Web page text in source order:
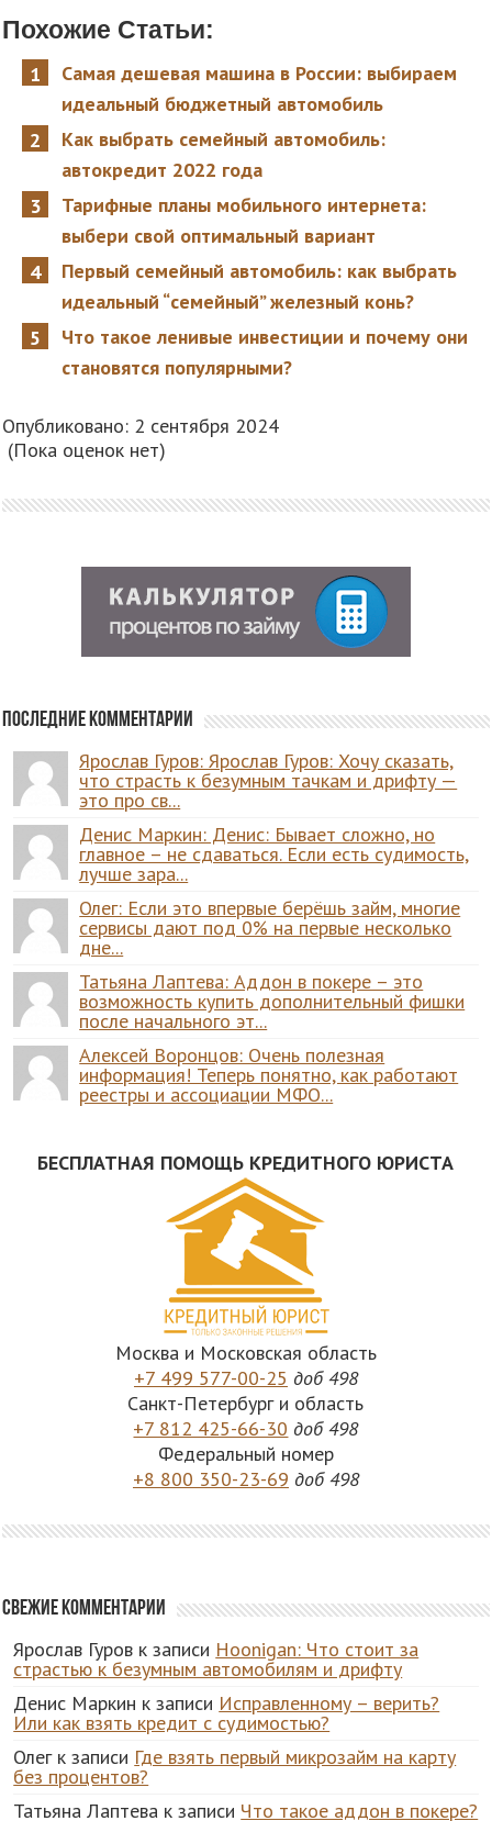
Похожие Статьи:
Самая дешевая машина в России: выбираем
идеальный бюджетный автомобиль
Как выбрать семейный автомобиль:
автокредит 2022 года
Тарифные планы мобильного интернета:
выбери свой оптимальный вариант
Первый семейный автомобиль: как выбрать
идеальный “семейный” железный конь?
Что такое ленивые инвестиции и почему они
становятся популярными?
Опубликовано: 2 сентября 2024
(Пока оценок нет)
Последние комментарии
Ярослав Гуров: Ярослав Гуров: Хочу сказать,
что страсть к безумным тачкам и дрифту —
это про св...
Денис Маркин: Денис: Бывает сложно, но
главное – не сдаваться. Если есть судимость,
лучше зара...
Олег: Если это впервые берёшь займ, многие
сервисы дают под 0% на первые несколько
дне...
Татьяна Лаптева: Аддон в покере – это
возможность купить дополнительный фишки
после начального эт...
Алексей Воронцов: Очень полезная
информация! Теперь понятно, как работают
реестры и ассоциации МФО...
БЕСПЛАТНАЯ ПОМОЩЬ КРЕДИТНОГО ЮРИСТА
Москва и Московская область
+7 499 577-00-25 доб 498
Санкт-Петербург и область
+7 812 425-66-30 доб 498
Федеральный номер
+8 800 350-23-69 доб 498
Свежие комментарии
Ярослав Гуров к записи Hoonigan: Что стоит за
страстью к безумным автомобилям и дрифту
Денис Маркин к записи Исправленному – верить?
Или как взять кредит с судимостью?
Олегк записи Где взять первый микрозайм на карту
без процентов?
Татьяна Лаптева к записи Что такое аддон в покере?